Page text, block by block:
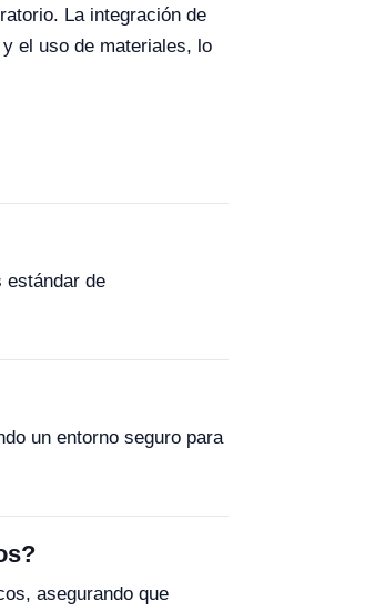
La integración de
el uso de materiales, lo
estándar de
un entorno seguro para
asegurando que